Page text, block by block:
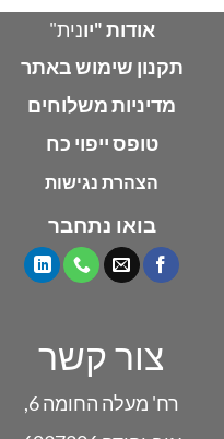
אודות "יונית"
תקנון שימוש באתר
מדיניות משלוחים
טופס ייפוי כח
הצהרת נגישות
בואו נתחבר
צור קשר
רח' מעלה החומה 6,